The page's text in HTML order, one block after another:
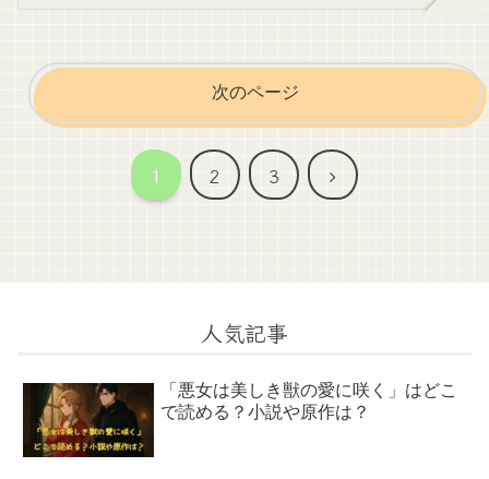
次のページ
1 2 3
次
人気記事
「悪女は美しき獣の愛に咲く」はどこ
で読める？小説や原作は？